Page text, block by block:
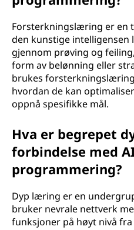
Forsterkningslæring er en
den kunstige
gjennom prøving og
form av belønning eller
brukes
hvordan de kan
oppnå spesifikke mål.
Hva er begrepet
forbindelse med
programmering?
Dyp læring er en
bruker nevrale nettverk
funksjoner på høyt nivå